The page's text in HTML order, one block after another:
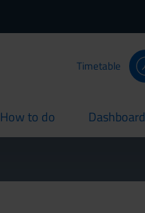
Timetable
How to do
current Dashboard
current